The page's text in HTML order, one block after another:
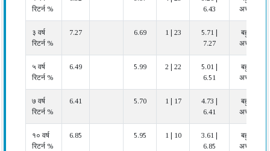
रिटर्न %
6.43
अच्छा
३ वर्ष
रिटर्न %
7.27 6.69 1 | 23
5.71 |
7.27
बहुत
अच्छा
५ वर्ष
रिटर्न %
6.49 5.99 2 | 22
5.01 |
6.51
बहुत
अच्छा
७ वर्ष
रिटर्न %
6.41 5.70 1 | 17
4.73 |
6.41
बहुत
अच्छा
१० वर्ष
रिटर्न %
6.85 5.95 1 | 10
3.61 |
6.85
बहुत
अच्छा